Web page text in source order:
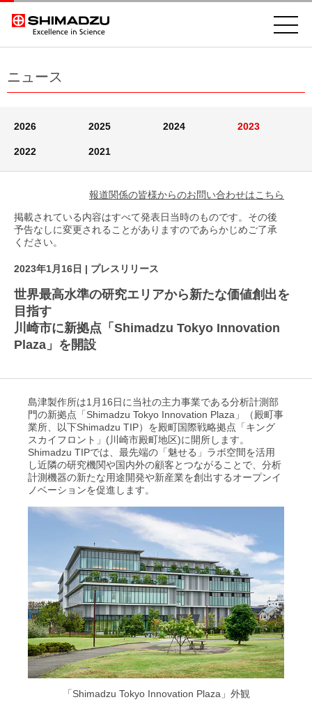
ニュース
2026 2025 2024 2023
2022 2021
報道関係の皆様からのお問い合わせはこちら
掲載されている内容はすべて発表日当時のものです。その後
予告なしに変更されることがありますのであらかじめご了承
ください。
2023年1月16日 | プレスリリース
世界最高水準の研究エリアから新たな価値創出を
目指す
川崎市に新拠点「Shimadzu Tokyo Innovation
Plaza」を開設
島津製作所は1月16日に当社の主力事業である分析計測部
門の新拠点「Shimadzu Tokyo Innovation Plaza」（殿町事
業所、以下Shimadzu TIP）を殿町国際戦略拠点「キング
スカイフロント」(川崎市殿町地区)に開所します。
Shimadzu TIPでは、最先端の「魅せる」ラボ空間を活用
し近隣の研究機関や国内外の顧客とつながることで、分析
計測機器の新たな用途開発や新産業を創出するオープンイ
ノベーションを促進します。
「Shimadzu Tokyo Innovation Plaza」外観